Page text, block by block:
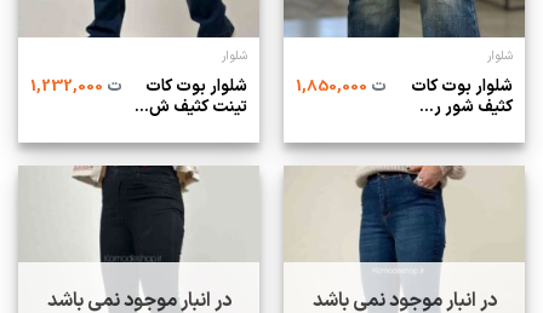
شلوار
شلوار بوت کات
کثیف شور ر...
ت1,850,000
شلوار
شلوار بوت کات
تینت کثیف ش...
ت1,232,000
در انبار موجود نمی باشد در انبار موجود نمی باشد